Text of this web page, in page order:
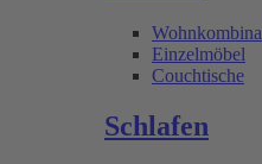
Einzelmöbel
Couchtische
Schlafen